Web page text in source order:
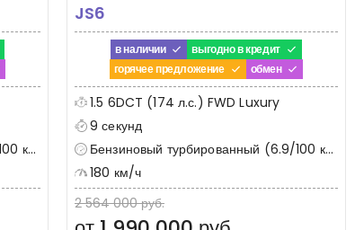
км)
JS6
в наличии
выгодно в кредит
горячее предложение
обмен
1.5 6DCT (174 л.с.) FWD Luxury
9 секунд
Бензиновый турбированный (6.9/100 км)
180 км/ч
2 564 000 руб.